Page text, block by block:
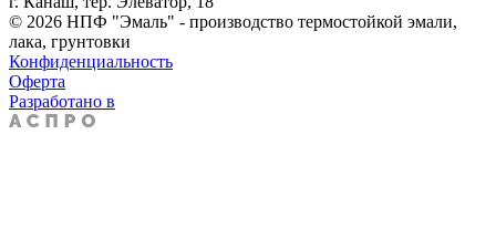
© 2026 НПФ "Эмаль" - производство термостойкой эмали,
лака, грунтовки
Конфиденциальность
Оферта
Разработано в